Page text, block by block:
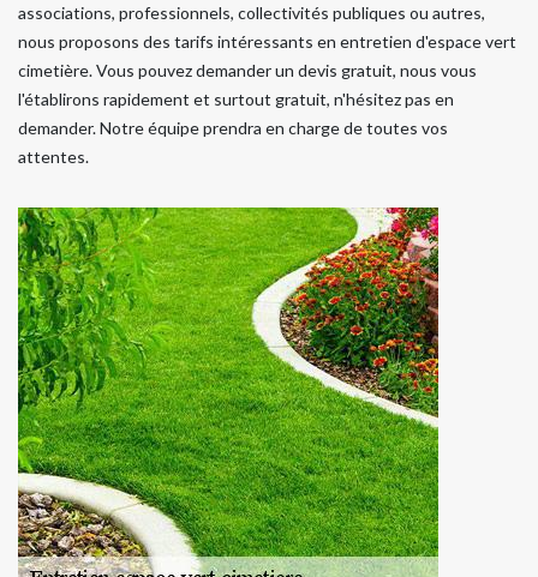
associations, professionnels, collectivités publiques ou autres,
nous proposons des tarifs intéressants en entretien d'espace vert
cimetière. Vous pouvez demander un devis gratuit, nous vous
l'établirons rapidement et surtout gratuit, n'hésitez pas en
demander. Notre équipe prendra en charge de toutes vos
attentes.